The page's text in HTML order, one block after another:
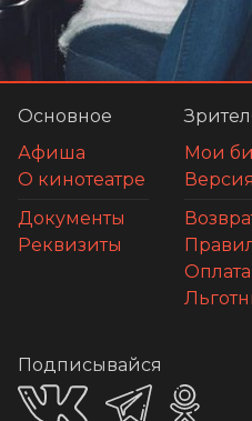
Основное
Афиша
О кинотеатре
Документы
Реквизиты
Мои
Подписывайся